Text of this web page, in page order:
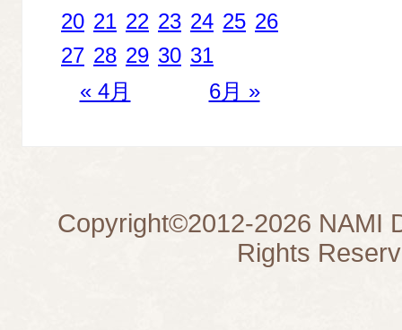
« 4月 6月 »
20 21 22 23 24 25 26
27 28 29 30 31
Copyright©2012-2026 NAMI
Rights